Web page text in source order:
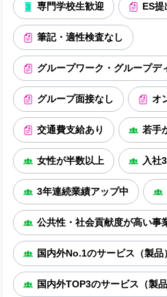
専門学校生歓迎 ES提
筆記・適性検査なし
グループワーク・グループデ
グループ面接なし オ
交通費支給あり 若手
女性が半数以上 入社
3年連続業績アップ中
公共性・社会貢献度が高い事
国内外No.1のサービス（製品
国内外TOP3のサービス（製